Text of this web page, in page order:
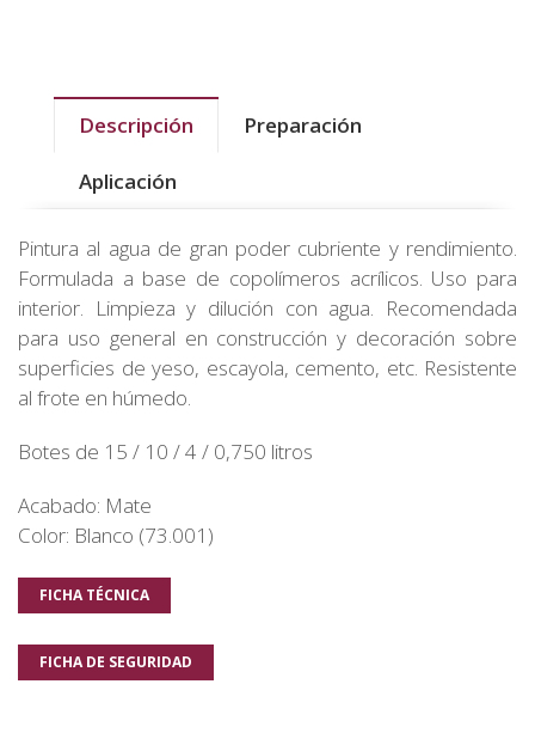
Descripción Preparación
Aplicación
Pintura al agua de gran poder cubriente y rendimiento.
Formulada a base de copolímeros acrílicos. Uso para
interior. Limpieza y dilución con agua. Recomendada
para uso general en construcción y decoración sobre
superficies de yeso, escayola, cemento, etc. Resistente
al frote en húmedo.
Botes de 15 / 10 / 4 / 0,750 litros
Acabado: Mate
Color: Blanco (73.001)
FICHA TÉCNICA
FICHA DE SEGURIDAD